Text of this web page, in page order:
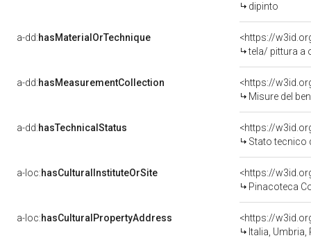
dipinto
a-dd:hasMaterialOrTechnique
<https://
tela/ pittura a
a-dd:hasMeasurementCollection
<https://
Misure del
a-dd:hasTechnicalStatus
<https://
Stato tecnico
a-loc:hasCulturalInstituteOrSite
<https://
Pinacoteca
a-loc:hasCulturalPropertyAddress
<https://
Italia, Umbria,